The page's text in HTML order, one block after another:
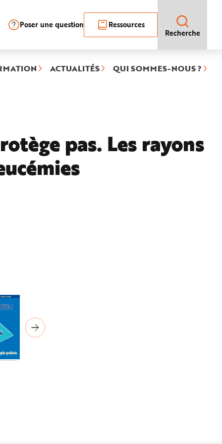
Poser une question
Ressources
Recherche
ACTUALITÉS QUI SOMMES-NOUS ?
pas. Les rayons